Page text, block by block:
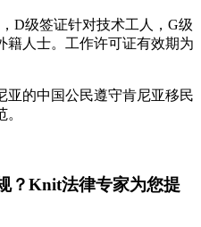
D级签证针对技术工人，G级
籍人士。工作许可证有效期为
亚的中国公民遵守肯尼亚移民
？Knit法律专家为您提